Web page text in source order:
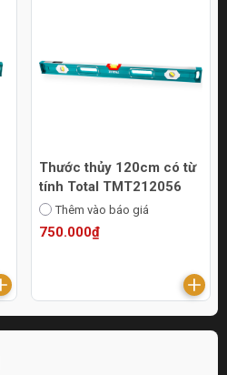
Thước thủy 120cm có từ
tính Total TMT212056
Thêm vào báo giá
750.000₫